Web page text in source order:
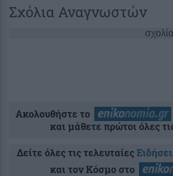
Σχόλια Αναγνωστών
Ακολουθήστε το
και μάθετε πρώτοι όλες
Δείτε όλες τις τελευταίες
και τον Κόσμο στο